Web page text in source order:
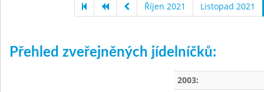
Říjen 2021 Listopad 2021
Přehled zveřejněných jídelníčků:
2003: